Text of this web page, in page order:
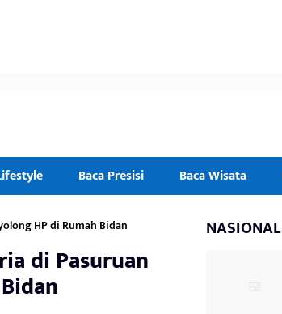
Baca Presisi Baca Wisata
HP di Rumah Bidan
di Pasuruan
NASIONAL